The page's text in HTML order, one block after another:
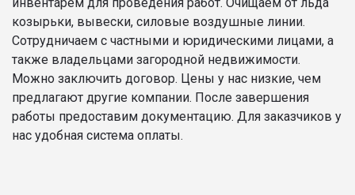
козырьки, вывески, силовые воздушные линии.
Сотрудничаем с частными и юридическими лицами, а
также владельцами загородной недвижимости.
Можно заключить договор. Цены у нас низкие, чем
предлагают другие компании. После завершения
работы предоставим документацию. Для заказчиков у
нас удобная система оплаты.